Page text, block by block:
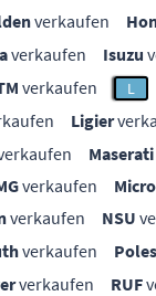
verkaufen
verkaufen Isuzu
verkaufen L
Ligier
Maserati
verkaufen
verkaufen NSU
verkaufen
verkaufen RUF